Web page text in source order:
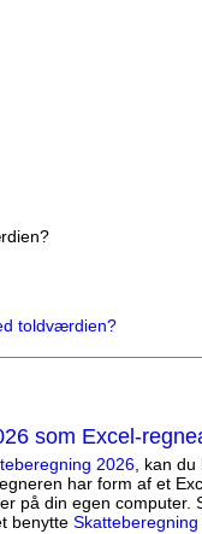
toldværdien?
som Excel-
2026, kan du
har form af et
på din egen computer.
benytte